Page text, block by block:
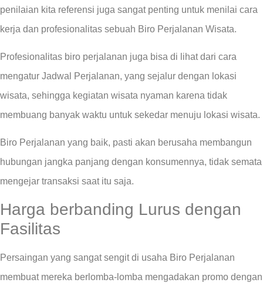
penilaian kita referensi juga sangat penting untuk menilai cara
kerja dan profesionalitas sebuah Biro Perjalanan Wisata.
Profesionalitas biro perjalanan juga bisa di lihat dari cara
mengatur Jadwal Perjalanan, yang sejalur dengan lokasi
wisata, sehingga kegiatan wisata nyaman karena tidak
membuang banyak waktu untuk sekedar menuju lokasi wisata.
Biro Perjalanan yang baik, pasti akan berusaha membangun
hubungan jangka panjang dengan konsumennya, tidak semata
mengejar transaksi saat itu saja.
Harga berbanding Lurus dengan
Fasilitas
Persaingan yang sangat sengit di usaha Biro Perjalanan
membuat mereka berlomba-lomba mengadakan promo dengan